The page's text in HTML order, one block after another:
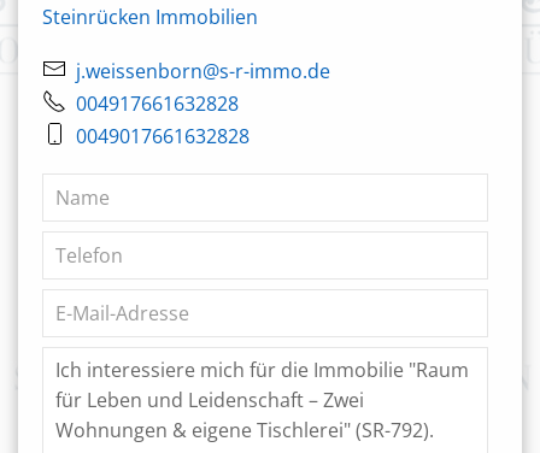
Steinrücken Immobilien
j.weissenborn@s-r-immo.de
004917661632828
0049017661632828